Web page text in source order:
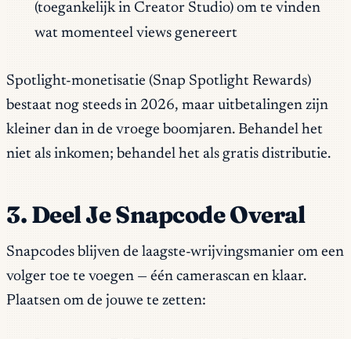
(toegankelijk in Creator Studio) om te vinden
wat momenteel views genereert
Spotlight-monetisatie (Snap Spotlight Rewards)
bestaat nog steeds in 2026, maar uitbetalingen zijn
kleiner dan in de vroege boomjaren. Behandel het
niet als inkomen; behandel het als gratis distributie.
3. Deel Je Snapcode Overal
Snapcodes blijven de laagste-wrijvingsmanier om een
volger toe te voegen — één camerascan en klaar.
Plaatsen om de jouwe te zetten: